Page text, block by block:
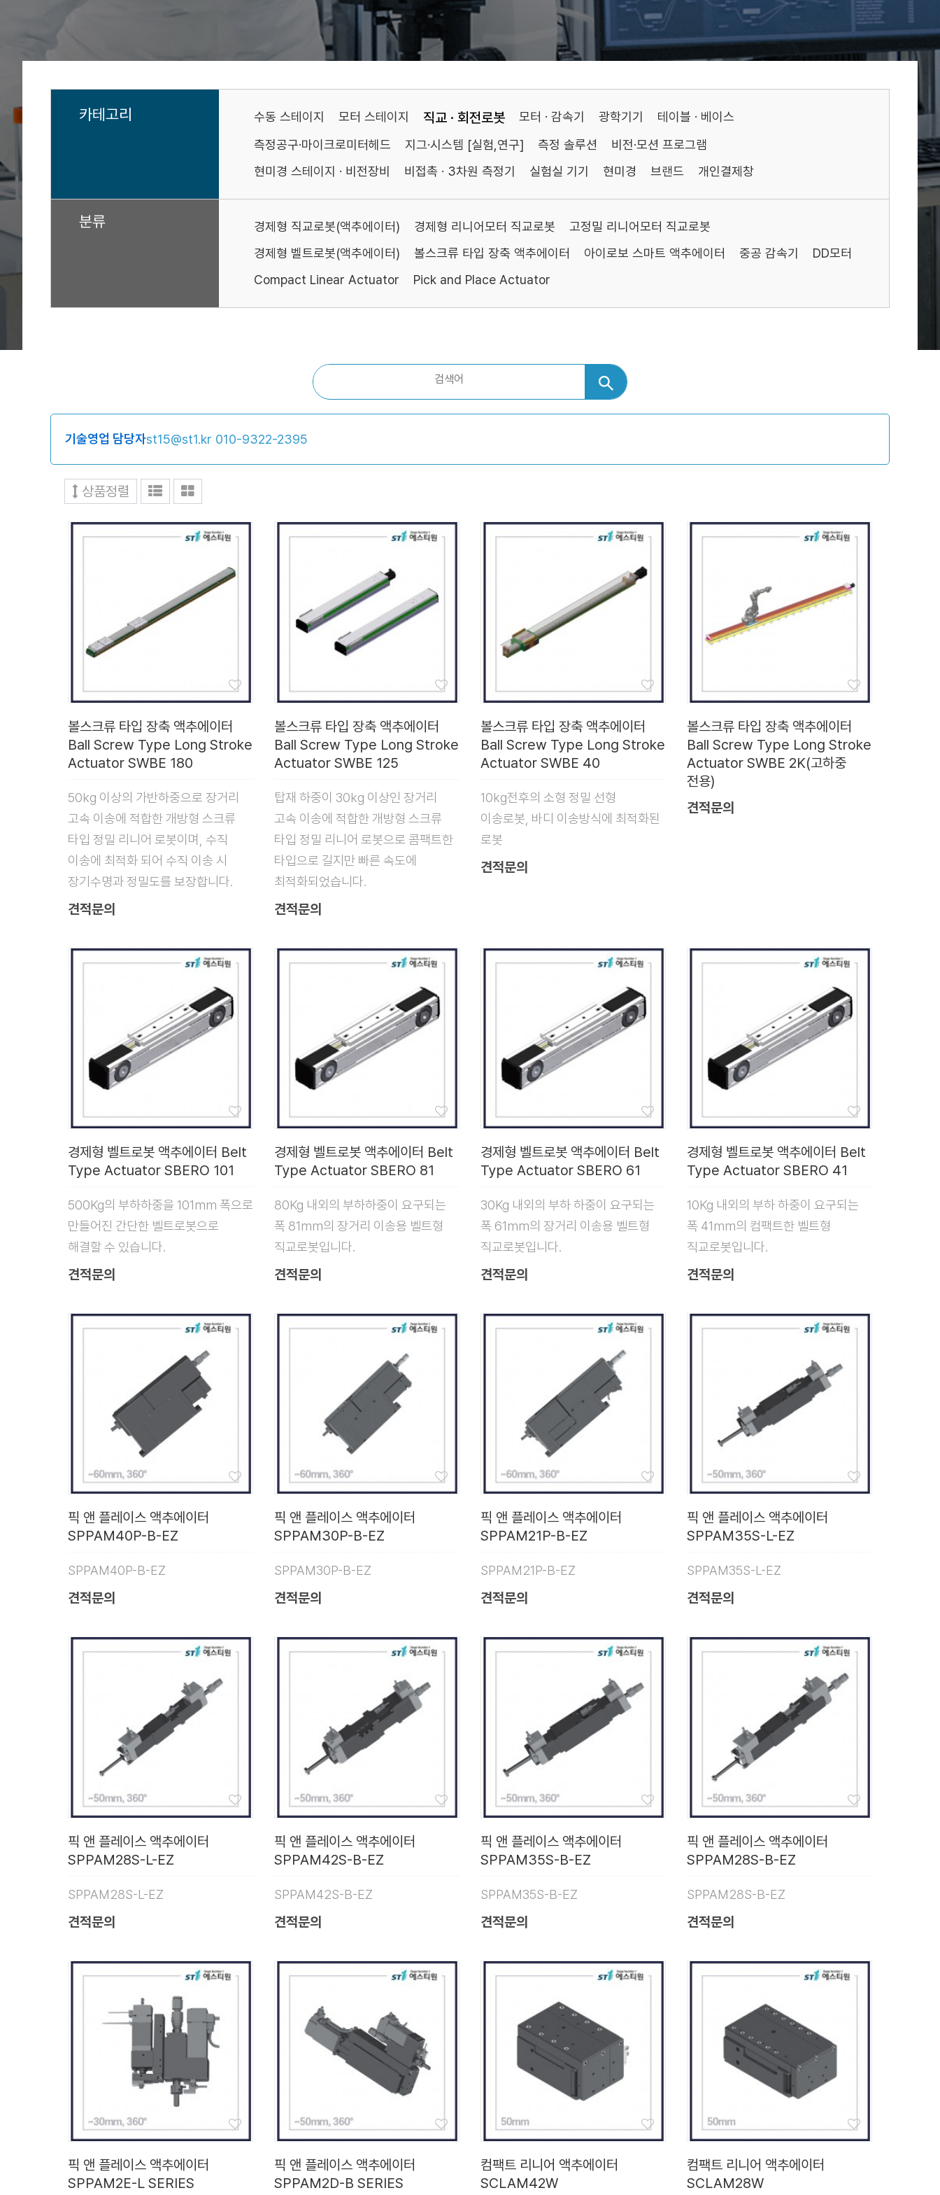
카테고리 수동 스테이지 모터 스테이지 직교 · 회전로봇 모터 · 감속기 광학기기
테이블 · 베이스
측정공구·마이크로미터헤드
지그·시스템 [실험,연구] 측정 솔루션
비전·모션 프로그램
현미경 스테이지 · 비전장비
비접촉 · 3차원 측정기 실험실 기기 현미경 브랜드 개인결제창
분류 경제형 직교로봇(액추에이터) 경제형 리니어모터 직교로봇
고정밀 리니어모터 직교로봇
경제형 벨트로봇(액추에이터)
볼스크류 타입 장축 액추에이터 아이로보 스마트 액추에이터 중공 감속기
DD모터
Compact Linear Actuator
Pick and Place Actuator
기술영업 담당자st15@st1.kr 010-9322-2395
상품정렬
볼스크류 타입 장축 액추에이터
Ball Screw Type Long Stroke
Actuator SWBE 180
50kg 이상의 가반하중으로 장거리
고속 이송에 적합한 개방형 스크류
타입 정밀 리니어 로봇이며, 수직
이송에 최적화 되어 수직 이송 시
장기수명과 정밀도를 보장합니다.
견적문의
볼스크류 타입 장축 액추에이터
Ball Screw Type Long Stroke
Actuator SWBE 125
탑재 하중이 30kg 이상인 장거리
고속 이송에 적합한 개방형 스크류
타입 정밀 리니어 로봇으로 콤팩트한
타입으로 길지만 빠른 속도에
최적화되었습니다.
견적문의
볼스크류 타입 장축 액추에이터
Ball Screw Type Long Stroke
Actuator SWBE 40
10kg전후의 소형 정밀 선형
이송로봇, 바디 이송방식에 최적화된
로봇
견적문의
볼스크류 타입 장축 액추에이터
Ball Screw Type Long Stroke
Actuator SWBE 2K(고하중
전용)
견적문의
경제형 벨트로봇 액추에이터 Belt
Type Actuator SBERO 101
500Kg의 부하하중을 101mm 폭으로
만들어진 간단한 벨트로봇으로
해결할 수 있습니다.
견적문의
경제형 벨트로봇 액추에이터 Belt
Type Actuator SBERO 81
80Kg 내외의 부하하중이 요구되는
폭 81mm의 장거리 이송용 벨트형
직교로봇입니다.
견적문의
경제형 벨트로봇 액추에이터 Belt
Type Actuator SBERO 61
30Kg 내외의 부하 하중이 요구되는
폭 61mm의 장거리 이송용 벨트형
직교로봇입니다.
견적문의
경제형 벨트로봇 액추에이터 Belt
Type Actuator SBERO 41
10Kg 내외의 부하 하중이 요구되는
폭 41mm의 컴팩트한 벨트형
직교로봇입니다.
견적문의
픽 앤 플레이스 액추에이터
SPPAM40P-B-EZ
SPPAM40P-B-EZ
견적문의
픽 앤 플레이스 액추에이터
SPPAM30P-B-EZ
SPPAM30P-B-EZ
견적문의
픽 앤 플레이스 액추에이터
SPPAM21P-B-EZ
SPPAM21P-B-EZ
견적문의
픽 앤 플레이스 액추에이터
SPPAM35S-L-EZ
SPPAM35S-L-EZ
견적문의
픽 앤 플레이스 액추에이터
SPPAM28S-L-EZ
SPPAM28S-L-EZ
견적문의
픽 앤 플레이스 액추에이터
SPPAM42S-B-EZ
SPPAM42S-B-EZ
견적문의
픽 앤 플레이스 액추에이터
SPPAM35S-B-EZ
SPPAM35S-B-EZ
견적문의
픽 앤 플레이스 액추에이터
SPPAM28S-B-EZ
SPPAM28S-B-EZ
견적문의
픽 앤 플레이스 액추에이터
SPPAM2E-L SERIES
픽 앤 플레이스 액추에이터
SPPAM2D-B SERIES
컴팩트 리니어 액추에이터
SCLAM42W
컴팩트 리니어 액추에이터
SCLAM28W